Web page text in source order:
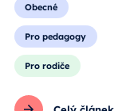
Obecné
Pro pedagogy
Pro rodiče